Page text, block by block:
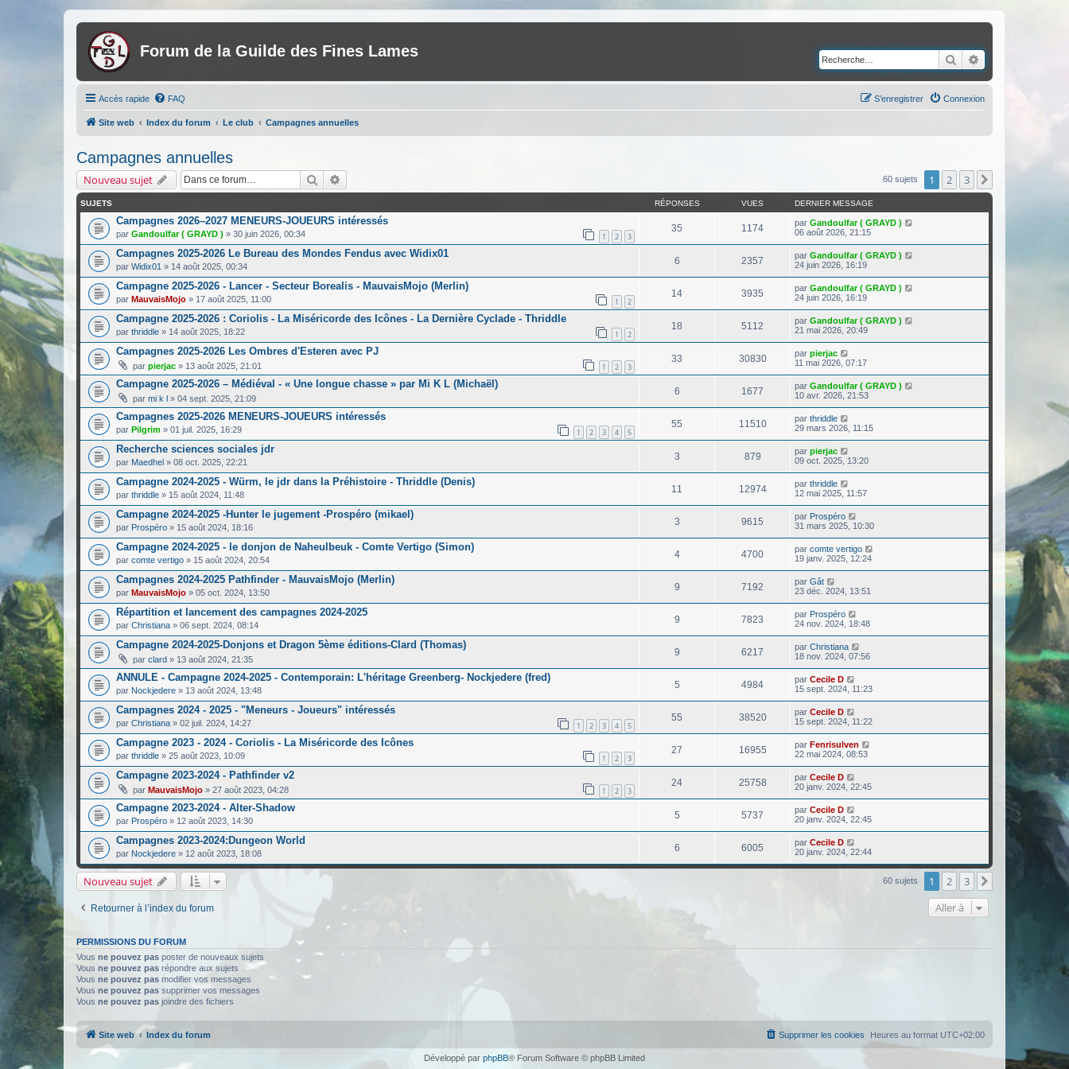
Forum de la Guilde des Fines Lames Rechercher
Accès rapide FAQ Connexion
S’enregistrer
Site web Index du forum Le club Campagnes annuelles
Campagnes annuelles
Nouveau sujet Rechercher 60 sujets 1 2 3
SUJETS RÉPONSES VUES DERNIER MESSAGE
Campagnes 2026–2027 MENEURS-JOUEURS intéressés
par Gandoulfar ( GRAYD ) » 30 juin 2026, 00:34 1 2 3
35 1174 par Gandoulfar ( GRAYD )
06 août 2026, 21:15
Campagnes 2025-2026 Le Bureau des Mondes Fendus avec Widix01
par Widix01 » 14 août 2025, 00:34
6 2357 par Gandoulfar ( GRAYD )
24 juin 2026, 16:19
Campagne 2025-2026 - Lancer - Secteur Borealis - MauvaisMojo (Merlin)
par MauvaisMojo » 17 août 2025, 11:00 1 2
14 3935 par Gandoulfar ( GRAYD )
24 juin 2026, 16:19
Campagne 2025-2026 : Coriolis - La Miséricorde des Icônes - La Dernière Cyclade - Thriddle
par thriddle » 14 août 2025, 18:22 1 2
18 5112 par Gandoulfar ( GRAYD )
21 mai 2026, 20:49
Campagnes 2025-2026 Les Ombres d'Esteren avec PJ
par pierjac » 13 août 2025, 21:01 1 2 3
33 30830 par pierjac
11 mai 2026, 07:17
Campagne 2025-2026 – Médiéval - « Une longue chasse » par Mi K L (Michaël)
par mi k l » 04 sept. 2025, 21:09
6 1677 par Gandoulfar ( GRAYD )
10 avr. 2026, 21:53
Campagnes 2025-2026 MENEURS-JOUEURS intéressés
par Pilgrim » 01 juil. 2025, 16:29 1 2 3 4 5
55 11510 par thriddle
29 mars 2026, 11:15
Recherche sciences sociales jdr
par Maedhel » 08 oct. 2025, 22:21
3 879 par pierjac
09 oct. 2025, 13:20
Campagne 2024-2025 - Würm, le jdr dans la Préhistoire - Thriddle (Denis)
par thriddle » 15 août 2024, 11:48
11 12974 par thriddle
12 mai 2025, 11:57
Campagne 2024-2025 -Hunter le jugement -Prospéro (mikael)
par Prospéro » 15 août 2024, 18:16
3 9615 par Prospéro
31 mars 2025, 10:30
Campagne 2024-2025 - le donjon de Naheulbeuk - Comte Vertigo (Simon)
par comte vertigo » 15 août 2024, 20:54
4 4700 par comte vertigo
19 janv. 2025, 12:24
Campagnes 2024-2025 Pathfinder - MauvaisMojo (Merlin)
par MauvaisMojo » 05 oct. 2024, 13:50
9 7192 par Gât
23 déc. 2024, 13:51
Répartition et lancement des campagnes 2024-2025
par Christiana » 06 sept. 2024, 08:14
9 7823 par Prospéro
24 nov. 2024, 18:48
Campagne 2024-2025-Donjons et Dragon 5ème éditions-Clard (Thomas)
par clard » 13 août 2024, 21:35
9 6217 par Christiana
18 nov. 2024, 07:56
ANNULE - Campagne 2024-2025 - Contemporain: L'héritage Greenberg- Nockjedere (fred)
par Nockjedere » 13 août 2024, 13:48
5 4984 par Cecile D
15 sept. 2024, 11:23
Campagnes 2024 - 2025 - "Meneurs - Joueurs" intéressés
par Christiana » 02 juil. 2024, 14:27 1 2 3 4 5
55 38520 par Cecile D
15 sept. 2024, 11:22
Campagne 2023 - 2024 - Coriolis - La Miséricorde des Icônes
par thriddle » 25 août 2023, 10:09 1 2 3
27 16955 par Fenrisulven
22 mai 2024, 08:53
Campagne 2023-2024 - Pathfinder v2
par MauvaisMojo » 27 août 2023, 04:28 1 2 3
24 25758 par Cecile D
20 janv. 2024, 22:45
Campagne 2023-2024 - Alter-Shadow
par Prospéro » 12 août 2023, 14:30
5 5737 par Cecile D
20 janv. 2024, 22:45
Campagnes 2023-2024:Dungeon World
par Nockjedere » 12 août 2023, 18:08
6 6005 par Cecile D
20 janv. 2024, 22:44
Nouveau sujet 60 sujets 1 2 3
Retourner à l’index du forum Aller à
PERMISSIONS DU FORUM
Vous ne pouvez pas poster de nouveaux sujets
Vous ne pouvez pas répondre aux sujets
Vous ne pouvez pas modifier vos messages
Vous ne pouvez pas supprimer vos messages
Vous ne pouvez pas joindre des fichiers
Site web Index du forum Heures au format UTC+02:00
Supprimer les cookies
Développé par phpBB® Forum Software © phpBB Limited